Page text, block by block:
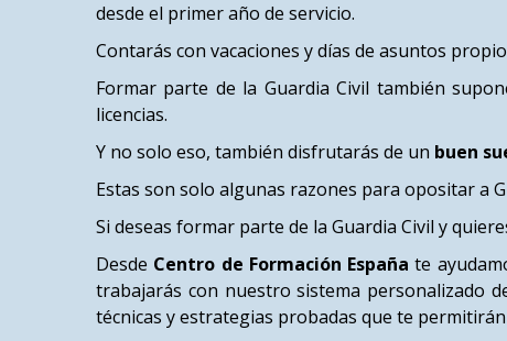
desde el primer año de servicio.
Contarás con vacaciones y días de asuntos
Formar parte de la Guardia Civil también
licencias.
Y no solo eso, también disfrutarás de un buen
Estas son solo algunas razones para opositar a
Si deseas formar parte de la Guardia Civil y
Desde Centro de Formación España te
trabajarás con nuestro sistema personalizado
técnicas y estrategias probadas que te